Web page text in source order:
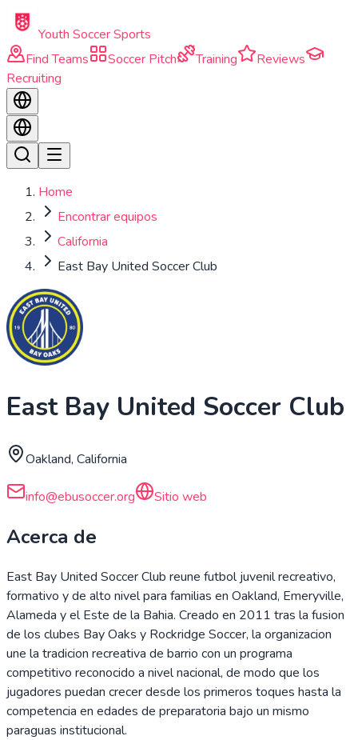
Skip to main content
Youth Soccer Sports
Find Teams
Soccer Pitch Training
Reviews
Recruiting
Home
Encontrar equipos
California
East Bay United Soccer Club
East Bay United Soccer Club
Oakland, California
info@ebusoccer.org Sitio web
Acerca de
East Bay United Soccer Club reune futbol juvenil recreativo,
formativo y de alto nivel para familias en Oakland, Emeryville,
Alameda y el Este de la Bahia. Creado en 2011 tras la fusion
de los clubes Bay Oaks y Rockridge Soccer, la organizacion
une la tradicion recreativa de barrio con un programa
competitivo reconocido a nivel nacional, de modo que los
jugadores puedan crecer desde los primeros toques hasta la
competencia en edades de preparatoria bajo un mismo
paraguas institucional.